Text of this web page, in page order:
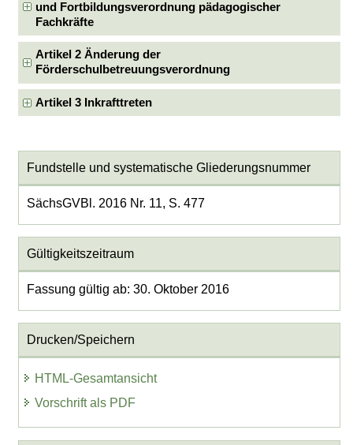
und Fortbildungsverordnung pädagogischer
Fachkräfte
Artikel 2 Änderung der
Förderschulbetreuungsverordnung
Artikel 3 Inkrafttreten
Fundstelle und systematische Gliederungsnummer
SächsGVBl. 2016 Nr. 11, S. 477
Gültigkeitszeitraum
Fassung gültig ab: 30. Oktober 2016
Drucken/Speichern
HTML-Gesamtansicht
Vorschrift als PDF